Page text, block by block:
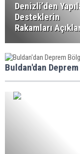
Denizli’den
Desteklerin
Rakamları
Buldan'dan